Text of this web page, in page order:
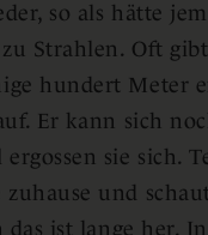
so als hätte
Strahlen. Oft
hundert Meter
Er kann sich
sie sich.
zuhause und
das ist lange her.